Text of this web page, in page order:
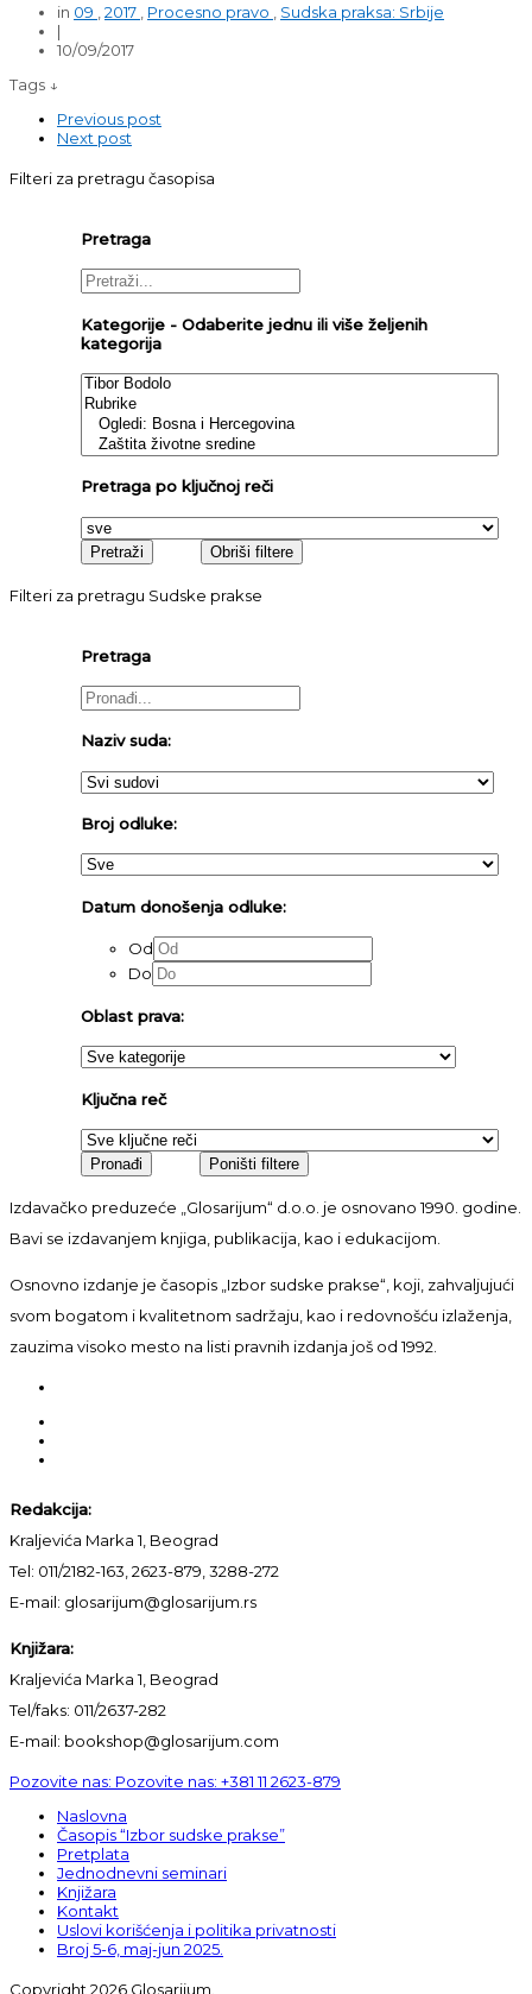
in 09 2017 Procesno pravo
Sudska praksa: Srbije
|
10/09/2017
Tags ↓
Previous post
Next post
Filteri za pretragu časopisa
Pretraga
Kategorije - Odaberite jednu ili više željenih
kategorija
Pretraga po ključnoj reči
Filteri za pretragu Sudske prakse
Pretraga
Naziv suda:
Broj odluke:
Datum donošenja odluke:
Od
Do
Oblast prava:
Ključna reč
Izdavačko preduzeće „Glosarijum“ d.o.o. je osnovano 1990. godine.
Bavi se izdavanjem knjiga, publikacija, kao i edukacijom.
Osnovno izdanje je časopis „Izbor sudske prakse“, koji, zahvaljujući
svom bogatom i kvalitetnom sadržaju, kao i redovnošću izlaženja,
zauzima visoko mesto na listi pravnih izdanja još od 1992.
Redakcija:
Kraljevića Marka 1, Beograd
Tel: 011/2182-163, 2623-879, 3288-272
E-mail: glosarijum@glosarijum.rs
Knjižara:
Kraljevića Marka 1, Beograd
Tel/faks: 011/2637-282
E-mail: bookshop@glosarijum.com
Pozovite nas: Pozovite nas: +381 11 2623-879
Naslovna
Časopis “Izbor sudske prakse”
Pretplata
Jednodnevni seminari
Knjižara
Kontakt
Uslovi korišćenja i politika privatnosti
Broj 5-6, maj-jun 2025.
Copyright 2026 Glosarijum.